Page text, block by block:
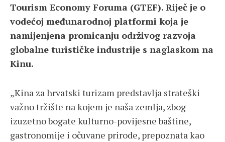
Tourism Economy Foruma (GTEF). Riječ je o
vodećoj međunarodnoj platformi koja je
namijenjena promicanju održivog razvoja
globalne turističke industrije s naglaskom na
Kinu.
„Kina za hrvatski turizam predstavlja strateški
važno tržište na kojem je naša zemlja, zbog
izuzetno bogate kulturno-povijesne baštine,
gastronomije i očuvane prirode, prepoznata kao